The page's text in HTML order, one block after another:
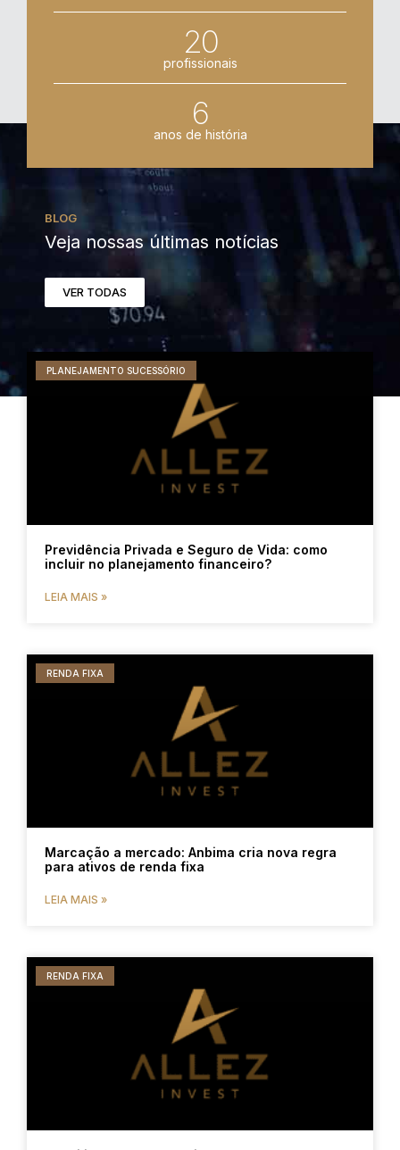
20
profissionais
6
anos de história
BLOG
Veja nossas últimas notícias
VER TODAS
PLANEJAMENTO SUCESSÓRIO
Previdência Privada e Seguro de Vida: como
incluir no planejamento financeiro?
LEIA MAIS »
RENDA FIXA
Marcação a mercado: Anbima cria nova regra
para ativos de renda fixa
LEIA MAIS »
RENDA FIXA